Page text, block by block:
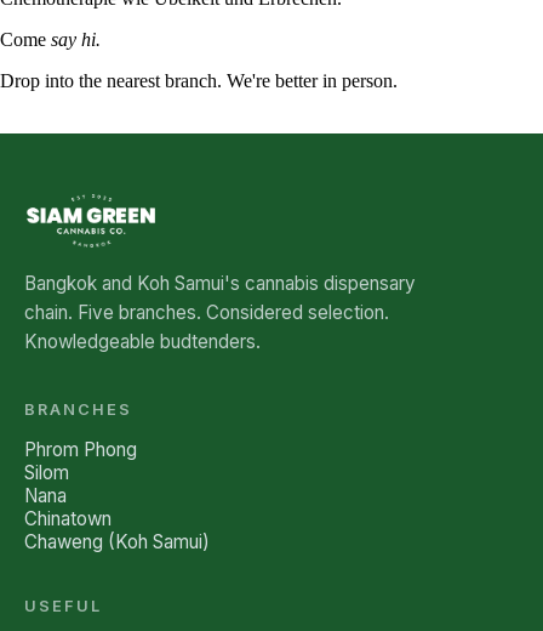
Come say hi.
Drop into the nearest branch. We're better in person.
Bangkok and Koh Samui's cannabis dispensary
chain. Five branches. Considered selection.
Knowledgeable budtenders.
BRANCHES
Phrom Phong
Silom
Nana
Chinatown
Chaweng (Koh Samui)
USEFUL